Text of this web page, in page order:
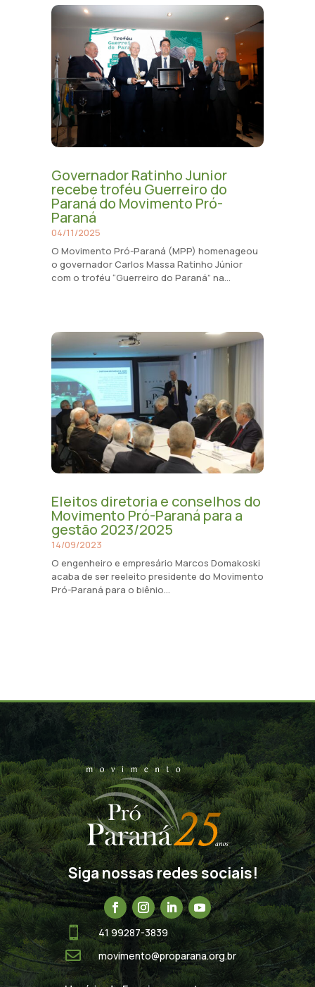
Governador Ratinho Junior
recebe troféu Guerreiro do
Paraná do Movimento Pró-
Paraná
04/11/2025
O Movimento Pró-Paraná (MPP) homenageou
o governador Carlos Massa Ratinho Júnior
com o troféu “Guerreiro do Paraná” na...
Eleitos diretoria e conselhos do
Movimento Pró-Paraná para a
gestão 2023/2025
14/09/2023
O engenheiro e empresário Marcos Domakoski
acaba de ser reeleito presidente do Movimento
Pró-Paraná para o biênio...
Siga nossas redes sociais!
 41 99287-3839
 movimento@proparana.org.br